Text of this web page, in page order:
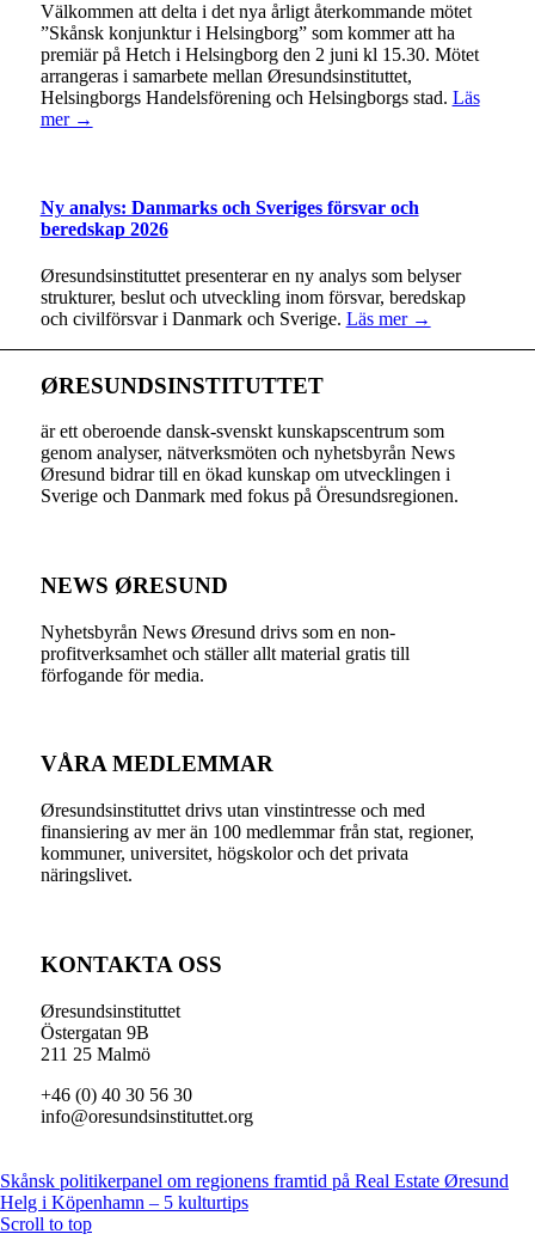
Välkommen att delta i det nya årligt återkommande mötet
”Skånsk konjunktur i Helsingborg” som kommer att ha
premiär på Hetch i Helsingborg den 2 juni kl 15.30. Mötet
arrangeras i samarbete mellan Øresundsinstituttet,
Helsingborgs Handelsförening och Helsingborgs stad. Läs
mer →
Ny analys: Danmarks och Sveriges försvar och
beredskap 2026
Øresundsinstituttet presenterar en ny analys som belyser
strukturer, beslut och utveckling inom försvar, beredskap
och civilförsvar i Danmark och Sverige. Läs mer →
ØRESUNDSINSTITUTTET
är ett oberoende dansk-svenskt kunskapscentrum som
genom analyser, nätverksmöten och nyhetsbyrån News
Øresund bidrar till en ökad kunskap om utvecklingen i
Sverige och Danmark med fokus på Öresundsregionen.
NEWS ØRESUND
Nyhetsbyrån News Øresund drivs som en non-
profitverksamhet och ställer allt material gratis till
förfogande för media.
VÅRA MEDLEMMAR
Øresundsinstituttet drivs utan vinst­intresse och med
finansiering av mer än 100 medlemmar från stat, regioner,
kommuner, universitet, högskolor och det privata
näringslivet.
KONTAKTA OSS
Øresundsinstituttet
Östergatan 9B
211 25 Malmö
+46 (0) 40 30 56 30
info@oresundsinstituttet.org
Skånsk politikerpanel om regionens framtid på Real Estate Øresund
Helg i Köpenhamn – 5 kulturtips
Scroll to top